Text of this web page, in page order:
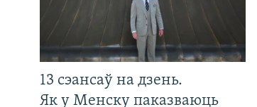
13 сэансаў на дзень.
Як у Менску паказваюць